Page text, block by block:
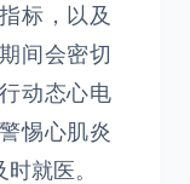
标，以及
间会密切
动态心电
惕心肌炎
就医。